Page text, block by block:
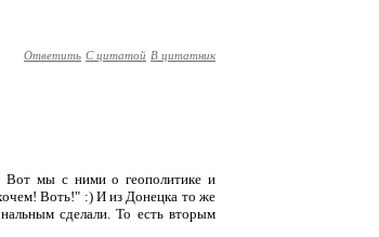
Ответить С цитатой В цитатник
Вот мы с ними о геополитике и
Воть!" :) И из Донецка то же
сделали. То есть вторым